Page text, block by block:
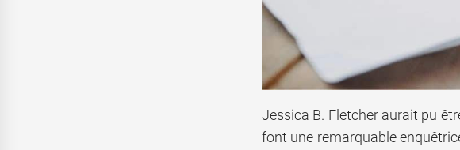
Jessica B. Fletcher aurait pu
font une remarquable